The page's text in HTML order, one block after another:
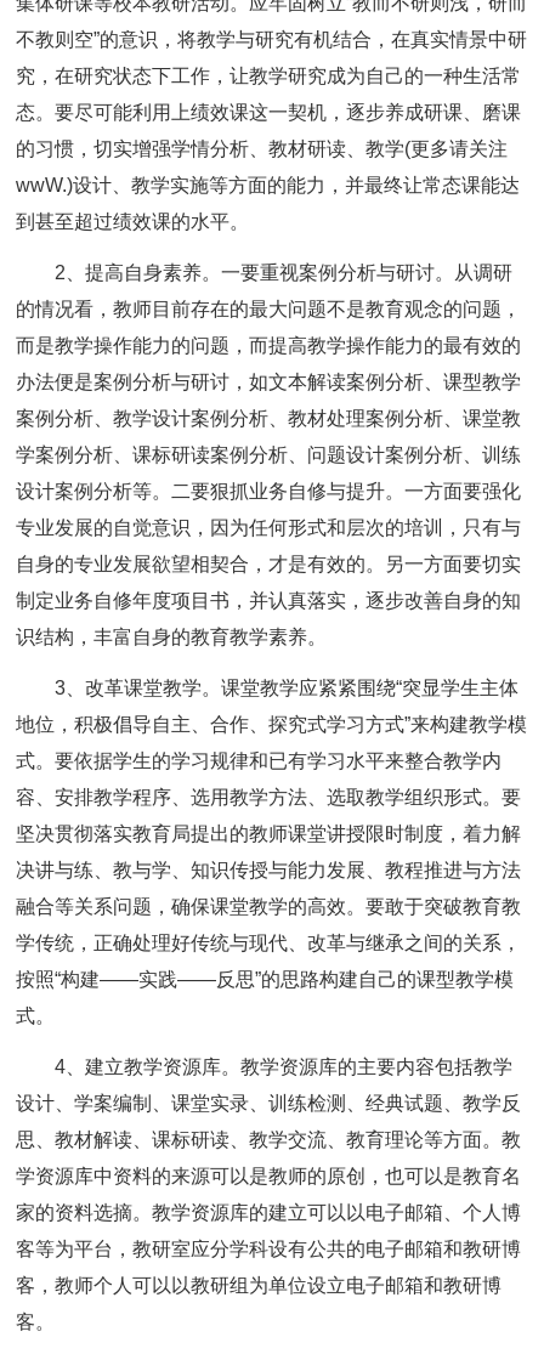
不教则空”的意识，将教学与研究有机结合，在真实情景中研
究，在研究状态下工作，让教学研究成为自己的一种生活常
态。要尽可能利用上绩效课这一契机，逐步养成研课、磨课
的习惯，切实增强学情分析、教材研读、教学(更多请关注
wwW.)设计、教学实施等方面的能力，并最终让常态课能达
到甚至超过绩效课的水平。
2、提高自身素养。一要重视案例分析与研讨。从调研
的情况看，教师目前存在的最大问题不是教育观念的问题，
而是教学操作能力的问题，而提高教学操作能力的最有效的
办法便是案例分析与研讨，如文本解读案例分析、课型教学
案例分析、教学设计案例分析、教材处理案例分析、课堂教
学案例分析、课标研读案例分析、问题设计案例分析、训练
设计案例分析等。二要狠抓业务自修与提升。一方面要强化
专业发展的自觉意识，因为任何形式和层次的培训，只有与
自身的专业发展欲望相契合，才是有效的。另一方面要切实
制定业务自修年度项目书，并认真落实，逐步改善自身的知
识结构，丰富自身的教育教学素养。
3、改革课堂教学。课堂教学应紧紧围绕“突显学生主体
地位，积极倡导自主、合作、探究式学习方式”来构建教学模
式。要依据学生的学习规律和已有学习水平来整合教学内
容、安排教学程序、选用教学方法、选取教学组织形式。要
坚决贯彻落实教育局提出的教师课堂讲授限时制度，着力解
决讲与练、教与学、知识传授与能力发展、教程推进与方法
融合等关系问题，确保课堂教学的高效。要敢于突破教育教
学传统，正确处理好传统与现代、改革与继承之间的关系，
按照“构建——实践——反思”的思路构建自己的课型教学模
式。
4、建立教学资源库。教学资源库的主要内容包括教学
设计、学案编制、课堂实录、训练检测、经典试题、教学反
思、教材解读、课标研读、教学交流、教育理论等方面。教
学资源库中资料的来源可以是教师的原创，也可以是教育名
家的资料选摘。教学资源库的建立可以以电子邮箱、个人博
客等为平台，教研室应分学科设有公共的电子邮箱和教研博
客，教师个人可以以教研组为单位设立电子邮箱和教研博
客。